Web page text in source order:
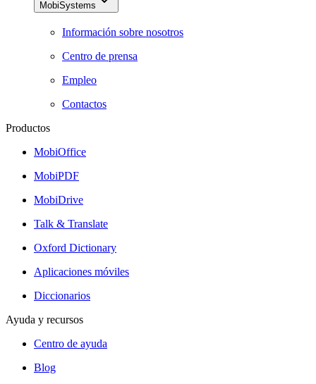
MobiSystems
Información sobre nosotros
Centro de prensa
Empleo
Contactos
Productos
MobiOffice
MobiPDF
MobiDrive
Talk & Translate
Oxford Dictionary
Aplicaciones móviles
Diccionarios
Ayuda y recursos
Centro de ayuda
Blog